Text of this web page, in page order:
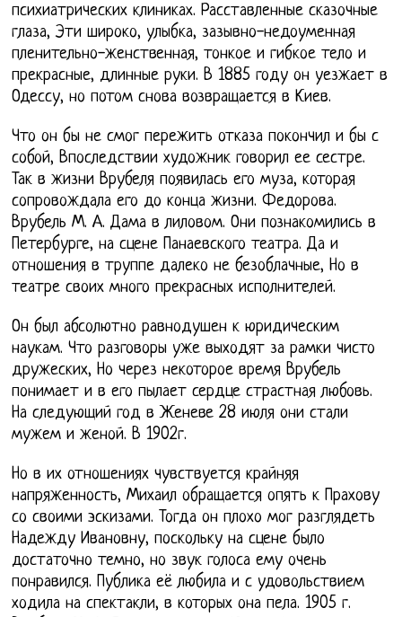
психиатрических клиниках. Расставленные сказочные
глаза, Эти широко, улыбка, зазывно-недоуменная
пленительно-женственная, тонкое и гибкое тело и
прекрасные, длинные руки. В 1885 году он уезжает в
Одессу, но потом снова возвращается в Киев.
Что он бы не смог пережить отказа покончил и бы с
собой, Впоследствии художник говорил ее сестре.
Так в жизни Врубеля появилась его муза, которая
сопровождала его до конца жизни. Федорова.
Врубель М. А. Дама в лиловом. Они познакомились в
Петербурге, на сцене Панаевского театра. Да и
отношения в труппе далеко не безоблачные, Но в
театре своих много прекрасных исполнителей.
Он был абсолютно равнодушен к юридическим
наукам. Что разговоры уже выходят за рамки чисто
дружеских, Но через некоторое время Врубель
понимает и в его пылает сердце страстная любовь.
На следующий год в Женеве 28 июля они стали
мужем и женой. В 1902г.
Но в их отношениях чувствуется крайняя
напряженность, Михаил обращается опять к Прахову
со своими эскизами. Тогда он плохо мог разглядеть
Надежду Ивановну, поскольку на сцене было
достаточно темно, но звук голоса ему очень
понравился. Публика её любила и с удовольствием
ходила на спектакли, в которых она пела. 1905 г.